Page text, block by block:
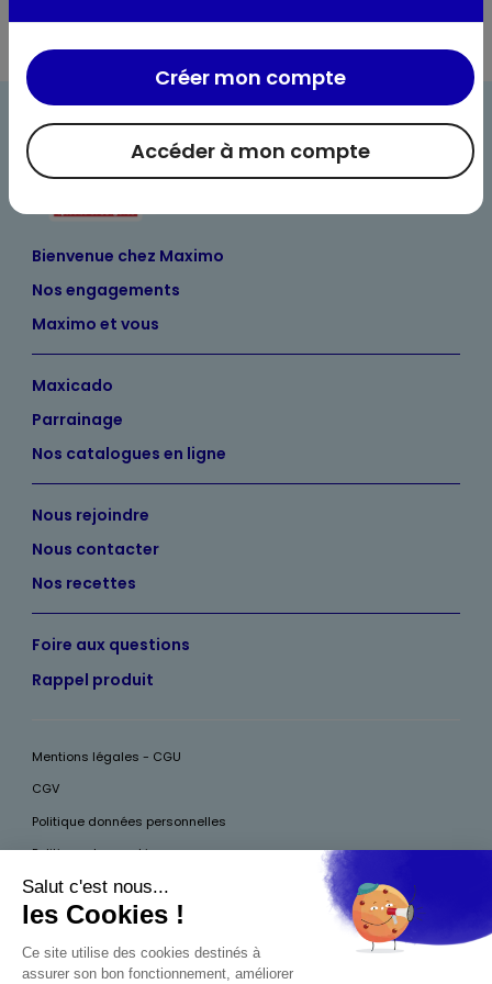
Bienvenue chez Maximo
Nos engagements
Maximo et vous
Maxicado
Parrainage
Nos catalogues en ligne
Nous rejoindre
Nous contacter
Nos recettes
Foire aux questions
Rappel produit
Mentions légales - CGU
CGV
Politique données personnelles
Politique des cookies
Accessibilité
Pour votre santé, mangez au moins cinq fruits et légumes par jour, plus
Accéder à mon compte
Créer mon compte